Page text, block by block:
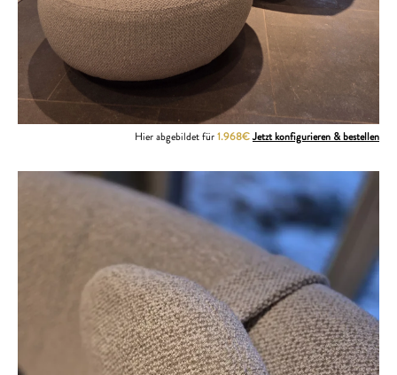
Hier abgebildet für1.968€Jetzt konfigurieren & bestellen